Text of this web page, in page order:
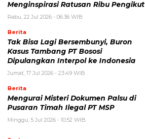
Menginspirasi Ratusan Ribu Pengikut
Rabu, 22 Jul 2026 - 06:36 WIB
Berita
Tak Bisa Lagi Bersembunyi, Buron
Kasus Tambang PT Bososi
Dipulangkan Interpol ke Indonesia
Jumat, 17 Jul 2026 - 23:49 WIB
Berita
Mengurai Misteri Dokumen Palsu di
Pusaran Timah Ilegal PT MSP
Minggu, 5 Jul 2026 - 10:52 WIB